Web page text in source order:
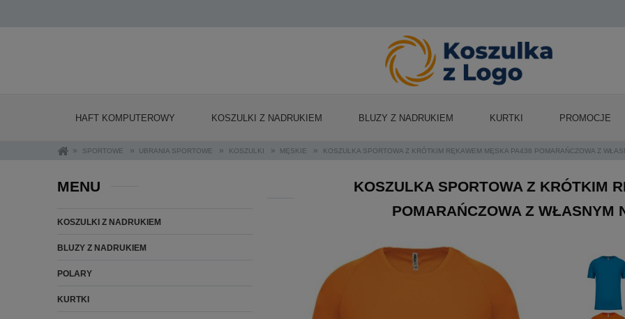
HAFT KOMPUTEROWY KOSZULKI Z NADRUKIEM BLUZY Z NADRUKIEM KURTKI PROMOCJE
» SPORTOWE » UBRANIA SPORTOWE » KOSZULKI » MĘSKIE » KOSZULKA SPORTOWA Z KRÓTKIM RĘKAWEM MĘSKA PA438 POMARAŃCZOWA Z
MENU
KOSZULKI Z NADRUKIEM
BLUZY Z NADRUKIEM
POLARY
KURTKI
KOSZULKA SPORTOWA Z KRÓTKIM
POMARAŃCZOWA Z WŁASNYM